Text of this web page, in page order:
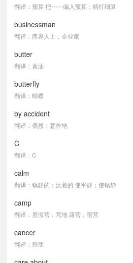
翻译：预算 把⋯⋯编入预算；精打细算
businessman
翻译：商界人士；企业家
butter
翻译：黄油
butterfly
翻译：蝴蝶
by accident
翻译：偶然；意外地
C
翻译：C
calm
翻译：镇静的；沉着的 使平静；使镇静
camp
翻译：度假营；营地 露营；宿营
cancer
翻译：癌症